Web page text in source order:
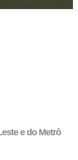
e do Metrô